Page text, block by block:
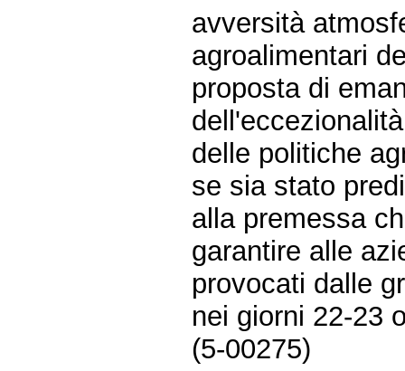
avversità
agroalimentari
proposta di
delle politiche
se sia stato
alla premessa
garantire alle
provocati dalle
nei giorni 22-23
(5-00275)